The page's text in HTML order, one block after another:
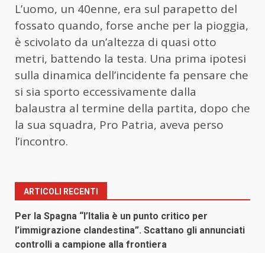
L’uomo, un 40enne, era sul parapetto del
fossato quando, forse anche per la pioggia,
è scivolato da un’altezza di quasi otto
metri, battendo la testa. Una prima ipotesi
sulla dinamica dell’incidente fa pensare che
si sia sporto eccessivamente dalla
balaustra al termine della partita, dopo che
la sua squadra, Pro Patria, aveva perso
l’incontro.
ARTICOLI RECENTI
Per la Spagna “l’Italia è un punto critico per
l’immigrazione clandestina”. Scattano gli annunciati
controlli a campione alla frontiera